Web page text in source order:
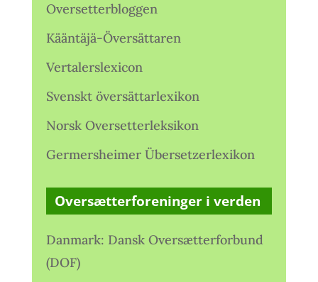
Oversetterbloggen
Kääntäjä-Översättaren
Vertalerslexicon
Svenskt översättarlexikon
Norsk Oversetterleksikon
Germersheimer Übersetzerlexikon
Oversætterforeninger i verden
Danmark: Dansk Oversætterforbund
(DOF)